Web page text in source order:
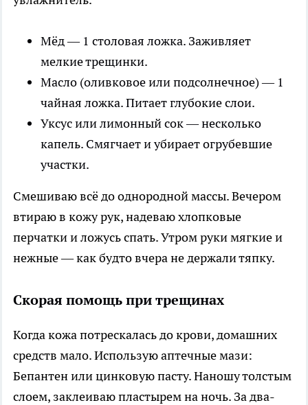
Мёд — 1 столовая ложка. Заживляет
мелкие трещинки.
Масло (оливковое или подсолнечное) — 1
чайная ложка. Питает глубокие слои.
Уксус или лимонный сок — несколько
капель. Смягчает и убирает огрубевшие
участки.
Смешиваю всё до однородной массы. Вечером
втираю в кожу рук, надеваю хлопковые
перчатки и ложусь спать. Утром руки мягкие и
нежные — как будто вчера не держали тяпку.
Скорая помощь при трещинах
Когда кожа потрескалась до крови, домашних
средств мало. Использую аптечные мази:
Бепантен или цинковую пасту. Наношу толстым
слоем, заклеиваю пластырем на ночь. За два-